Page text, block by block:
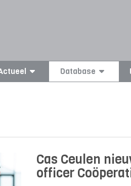
Database
Cas Ceulen
officer